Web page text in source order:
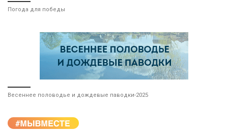
Погода для победы
Весеннее половодье и дождевые паводки-2025